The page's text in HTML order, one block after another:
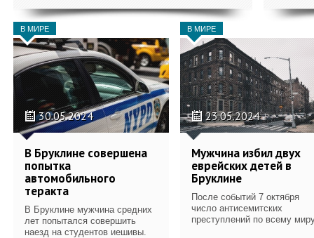
В МИРЕ
30.05.2024
В Бруклине совершена
попытка
автомобильного
теракта
В Бруклине мужчина средних
лет попытался совершить
наезд на студентов иешивы.
В МИРЕ
23.05.2024
Мужчина избил двух
еврейских детей в
Бруклине
После событий 7 октября
число антисемитских
преступлений по всему